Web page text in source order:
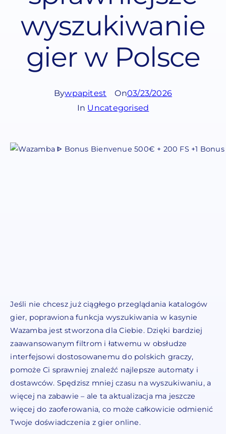
wyszukiwanie
gier w Polsce
Bywpapitest On03/23/2026
In Uncategorised
Jeśli nie chcesz już ciągłego przeglądania katalogów
gier, poprawiona funkcja wyszukiwania w kasynie
Wazamba jest stworzona dla Ciebie. Dzięki bardziej
zaawansowanym filtrom i łatwemu w obsłudze
interfejsowi dostosowanemu do polskich graczy,
pomoże Ci sprawniej znaleźć najlepsze automaty i
dostawców. Spędzisz mniej czasu na wyszukiwaniu, a
więcej na zabawie – ale ta aktualizacja ma jeszcze
więcej do zaoferowania, co może całkowicie odmienić
Twoje doświadczenia z gier online.